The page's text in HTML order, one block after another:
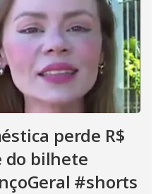
perde R$
do bilhete
#shorts